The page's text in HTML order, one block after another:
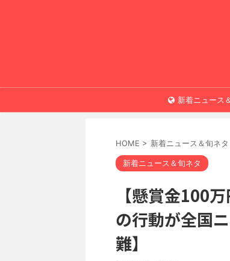
新着ニュース
HOME > 新着ニュース＆旬ネタ
新着ニュース＆旬ネタ
【懸賞金100
の行動が全国
難】